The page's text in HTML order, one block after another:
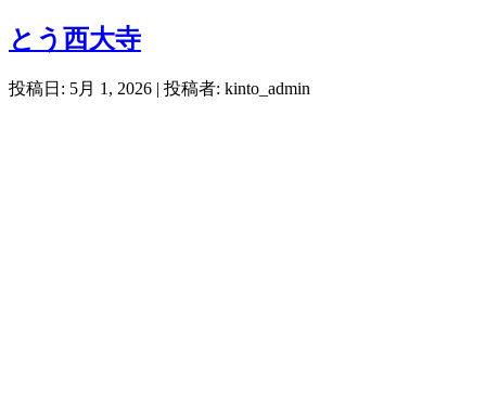
とう西大寺
投稿日: 5月 1, 2026 | 投稿者: kinto_admin